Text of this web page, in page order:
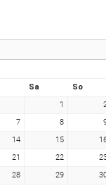
Sa
So
1
7 8
14 15
21 22
28 29